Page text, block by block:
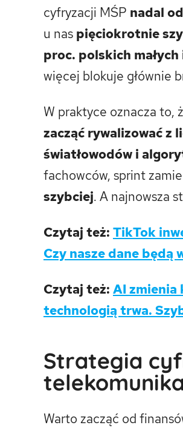
cyfryzacji MŚP nadal
u nas pięciokrotnie
proc. polskich
więcej blokuje głównie
W praktyce oznacza to,
zacząć rywalizować z
światłowodów i
fachowców, sprint
szybciej. A najnowsza
Czytaj też: TikTok
Czy nasze dane będą
Czytaj też: AI zmienia
technologią trwa.
Strategia
Warto zacząć od